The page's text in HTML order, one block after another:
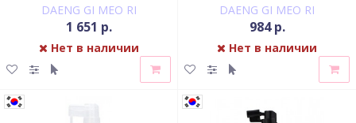
DAENG GI MEO RI
1 651 р.
Нет в наличии
DAENG GI MEO RI
984 р.
Нет в наличии